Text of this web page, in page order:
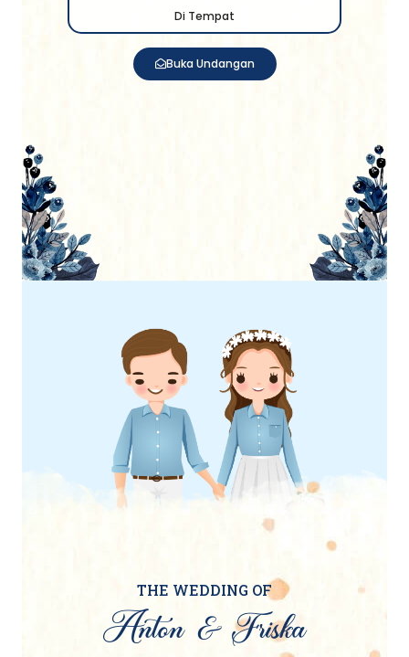
Di Tempat
Buka Undangan
THE WEDDING OF
Anton & Friska